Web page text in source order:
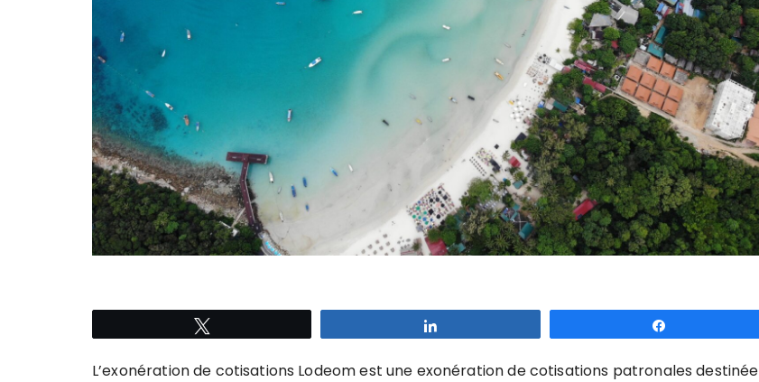
L’exonération de cotisations Lodeom est une exonération de cotisations patronales destinée